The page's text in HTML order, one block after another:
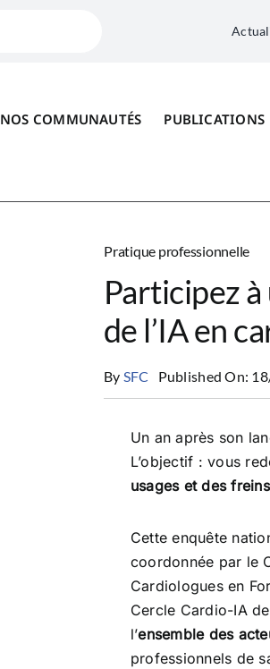
NOS COMMUNAUTÉS PUBLICATIONS
Pratique professionnelle
Participez
de l’IA en
By SFC Published On:
Un an après son
L’objectif : vous
usages et des
Cette enquête
coordonnée par le
Cardiologues en
Cercle Cardio-IA
l’ensemble des
professionnels de